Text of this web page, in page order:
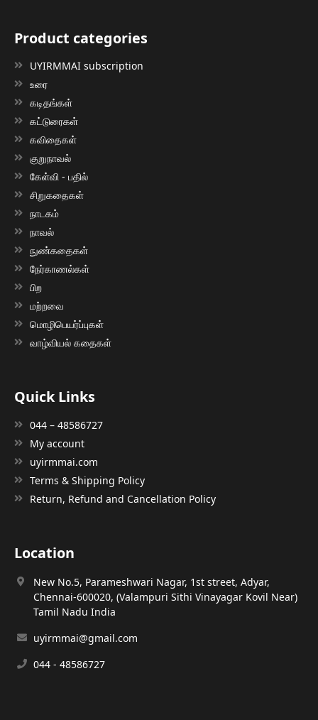
Product categories
UYIRMMAI subscription
உரை
கடிதங்கள்
கட்டுரைகள்
கவிதைகள்
குறுநாவல்
கேள்வி - பதில்
சிறுகதைகள்
நாடகம்
நாவல்
நுண்கதைகள்
நேர்காணல்கள்
பிற
மற்றவை
மொழிபெயர்ப்புகள்
வாழ்வியல் கதைகள்
Quick Links
044 – 48586727
My account
uyirmmai.com
Terms & Shipping Policy
Return, Refund and Cancellation Policy
Location
New No.5, Parameshwari Nagar, 1st street, Adyar,
Chennai-600020, (Valampuri Sithi Vinayagar Kovil Near)
Tamil Nadu India
uyirmmai@gmail.com
044 - 48586727